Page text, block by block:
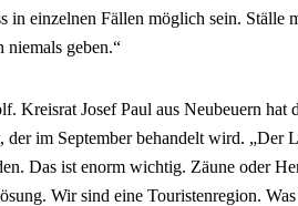
in einzelnen Fällen möglich sein. Ställe
geben.“
Kreisrat Josef Paul aus Neubeuern hat
im September behandelt wird. „Der
Das ist enorm wichtig. Zäune oder
Wir sind eine Touristenregion.